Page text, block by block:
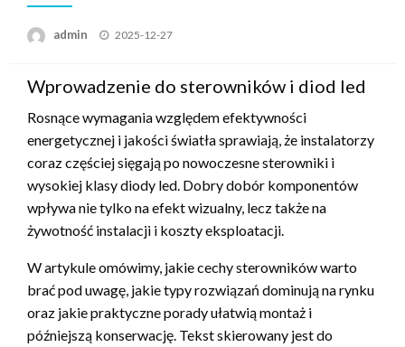
admin
Opublikowane
2025-12-27
Wprowadzenie do sterowników i diod led
Rosnące wymagania względem efektywności
energetycznej i jakości światła sprawiają, że instalatorzy
coraz częściej sięgają po nowoczesne sterowniki i
wysokiej klasy diody led. Dobry dobór komponentów
wpływa nie tylko na efekt wizualny, lecz także na
żywotność instalacji i koszty eksploatacji.
W artykule omówimy, jakie cechy sterowników warto
brać pod uwagę, jakie typy rozwiązań dominują na rynku
oraz jakie praktyczne porady ułatwią montaż i
późniejszą konserwację. Tekst skierowany jest do